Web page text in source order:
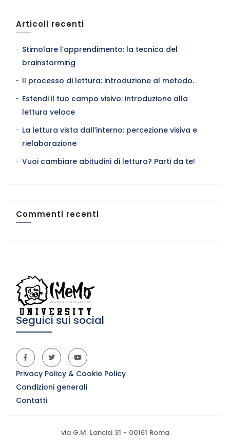
Articoli recenti
Stimolare l’apprendimento: la tecnica del
brainstorming
Il processo di lettura: introduzione al metodo.
Estendi il tuo campo visivo: introduzione alla
lettura veloce
La lettura vista dall’interno: percezione visiva e
rielaborazione
Vuoi cambiare abitudini di lettura? Parti da te!
Commenti recenti
Seguici sui social
Privacy Policy & Cookie Policy
Condizioni generali
Contatti
via G.M. Lancisi 31 - 00161 Roma